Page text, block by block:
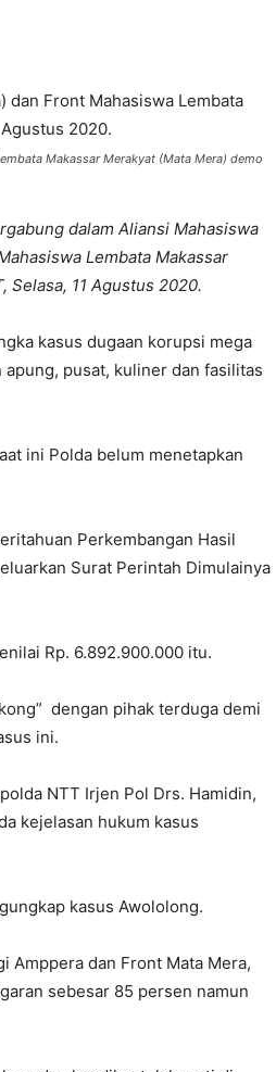
Makassar Merakyat (Mata Mera) demo
dalam Aliansi Mahasiswa
Lembata Makassar
Selasa, 11 Agustus 2020.
kasus dugaan korupsi mega
pusat, kuliner dan fasilitas
ini Polda belum menetapkan
Perkembangan Hasil
Surat Perintah Dimulainya
Rp. 6.892.900.000 itu.
dengan pihak terduga demi
ini.
NTT Irjen Pol Drs. Hamidin,
kejelasan hukum kasus
kasus Awololong.
Amppera dan Front Mata Mera,
sebesar 85 persen namun